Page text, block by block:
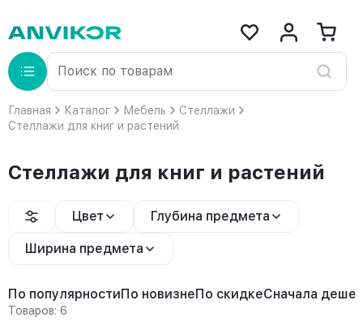
Главная Каталог Мебель
Стеллажи
Стеллажи для книг и растений
Стеллажи для книг и растений
Цвет Глубина предмета
Ширина предмета
По популярностиПо новизнеПо скидкеСначала
Товаров: 6